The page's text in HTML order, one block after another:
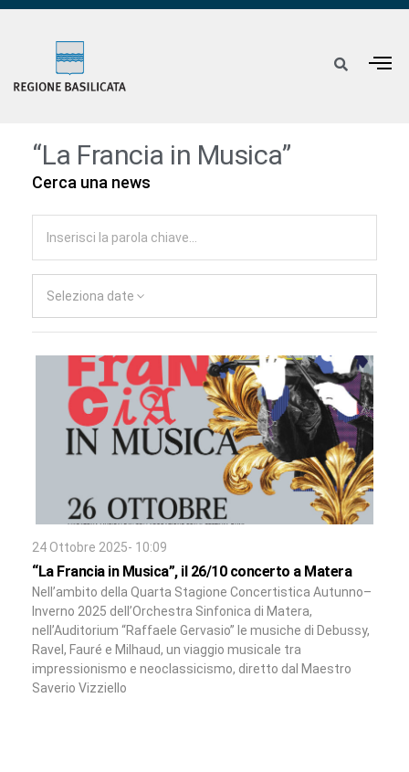
“La Francia in Musica”
Cerca una news
Seleziona date
24 Ottobre 2025- 10:09
“La Francia in Musica”, il 26/10 concerto a Matera
Nell’ambito della Quarta Stagione Concertistica Autunno–
Inverno 2025 dell’Orchestra Sinfonica di Matera,
nell’Auditorium “Raffaele Gervasio” le musiche di Debussy,
Ravel, Fauré e Milhaud, un viaggio musicale tra
impressionismo e neoclassicismo, diretto dal Maestro
Saverio Vizziello